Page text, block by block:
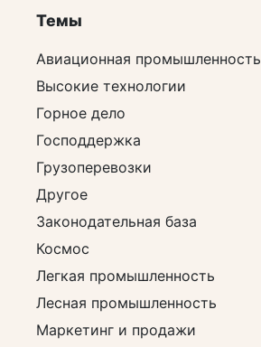
Темы
Авиационная промышленность
Высокие технологии
Горное дело
Господдержка
Грузоперевозки
Другое
Законодательная база
Космос
Легкая промышленность
Лесная промышленность
Маркетинг и продажи